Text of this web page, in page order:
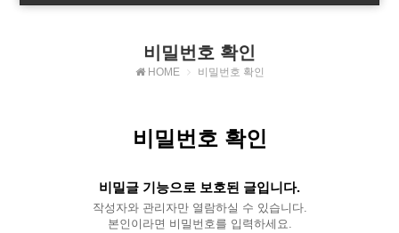
비밀번호 확인
HOME 비밀번호 확인
비밀번호 확인
비밀글 기능으로 보호된 글입니다.
작성자와 관리자만 열람하실 수 있습니다.
본인이라면 비밀번호를 입력하세요.